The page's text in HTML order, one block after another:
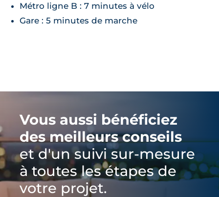
Métro ligne B : 7 minutes à vélo
Gare : 5 minutes de marche
Vous aussi bénéficiez
des meilleurs conseils
et d'un suivi sur-mesure
à toutes les étapes de
votre projet.